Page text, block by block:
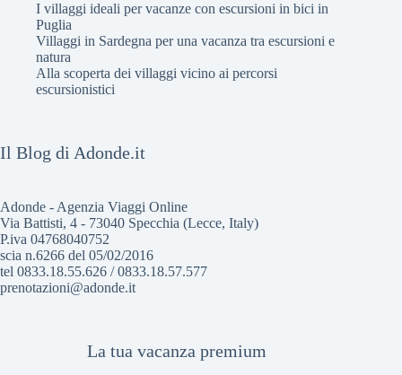
I villaggi ideali per vacanze con escursioni in bici in
Puglia
Villaggi in Sardegna per una vacanza tra escursioni e
natura
Alla scoperta dei villaggi vicino ai percorsi
escursionistici
Il Blog di Adonde.it
Adonde - Agenzia Viaggi Online
Via Battisti, 4 - 73040 Specchia (Lecce, Italy)
P.iva 04768040752
scia n.6266 del 05/02/2016
tel 0833.18.55.626 / 0833.18.57.577
prenotazioni@adonde.it
La tua vacanza premium